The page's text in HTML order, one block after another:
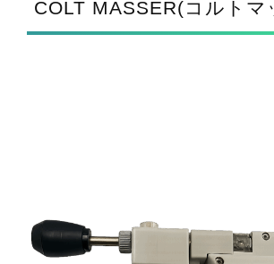
ピラティスマシン スパインコレクター...
新着商品
2026.4.21
ピラティスマシン スパインコレクター...
新着商品
2026.4.21
COLT MASSER(コルトマ